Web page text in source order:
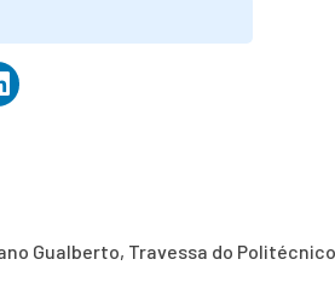
Gualberto, Travessa do